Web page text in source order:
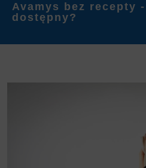
Avamys bez recepty
dostępny?